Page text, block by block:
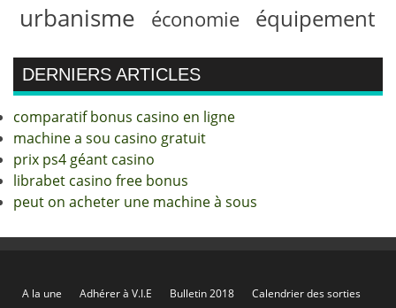
urbanisme économie équipement
DERNIERS ARTICLES
comparatif bonus casino en ligne
machine a sou casino gratuit
prix ps4 géant casino
librabet casino free bonus
peut on acheter une machine à sous
A la une Adhérer à V.I.E Bulletin 2018
Calendrier des sorties